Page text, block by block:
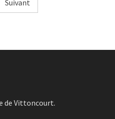
Suivant
de Vittoncourt.